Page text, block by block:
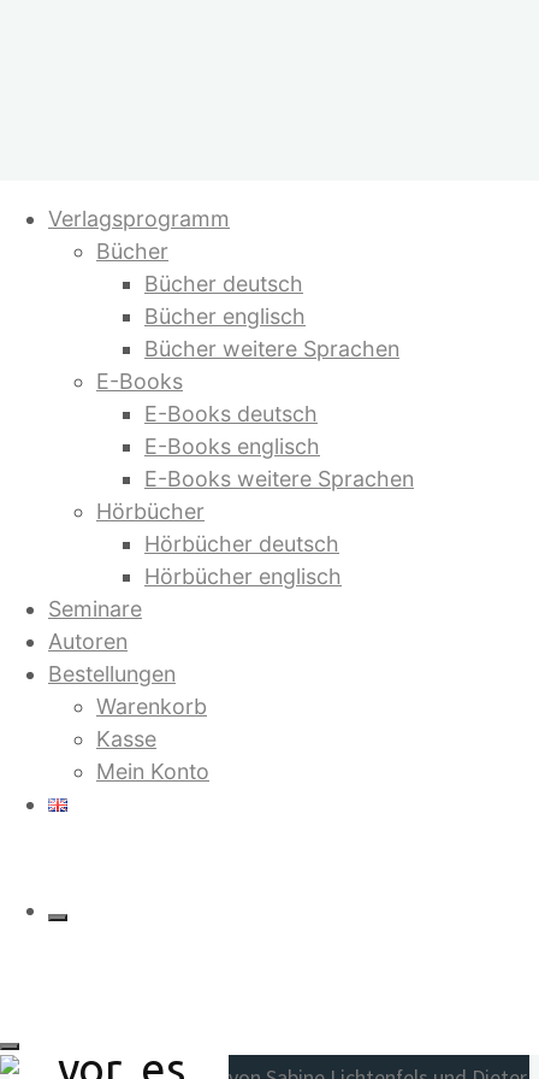
Inhalt
springen
Verlagsprogramm
Bücher
Bücher deutsch
Bücher englisch
Bücher weitere Sprachen
E-Books
E-Books deutsch
E-Books englisch
E-Books weitere Sprachen
Hörbücher
Hörbücher deutsch
Hörbücher englisch
Seminare
Autoren
Bestellungen
Warenkorb
Kasse
Mein Konto
Saruj
Alle 2 Ergebnisse
werden angezeigt
vor, es